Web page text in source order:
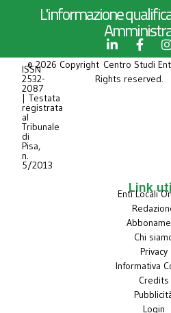
L'informazione
ISSN
2532-
2087
| Testata
registrata
al
Tribunale
di
Pisa,
n.
5/2013
© 2026 Copyright Centro Studi
Rights reserved.
Link
Enti Locali
Chi
Privacy
Informativa
Credits
Login